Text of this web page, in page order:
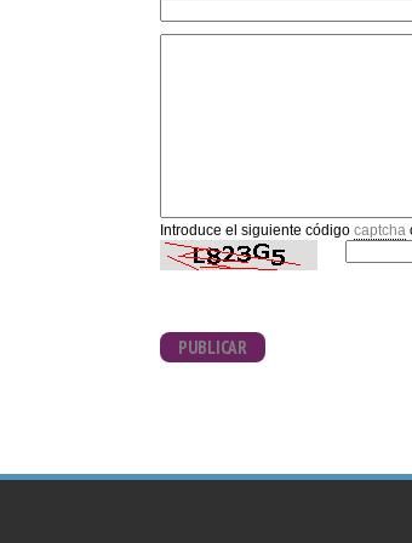
Introduce el siguiente código captcha
PUBLICAR